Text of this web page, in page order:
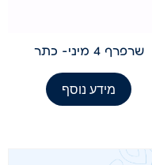
שרפרף 4 מיני- כתר
מידע נוסף